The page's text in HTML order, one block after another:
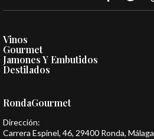
Vinos
Gourmet
Jamones Y Embutidos
Destilados
RondaGourmet
Dirección:
Carrera Espinel, 46, 29400 Ronda, Málaga